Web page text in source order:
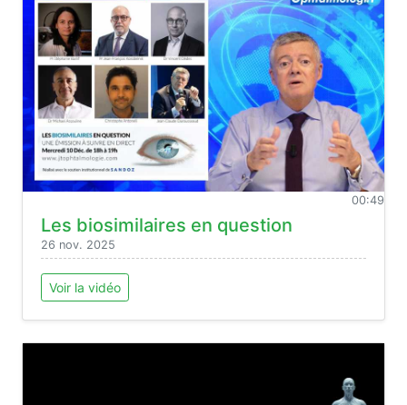
00:49
Les biosimilaires en question
26 nov. 2025
Voir la vidéo